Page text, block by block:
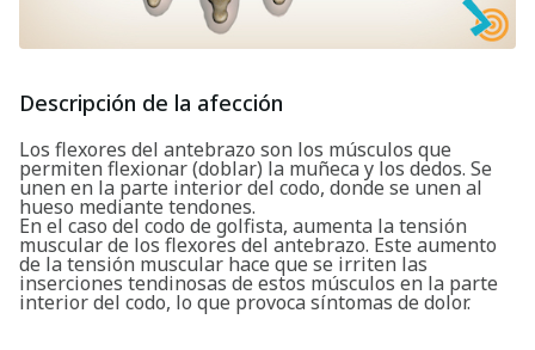
Descripción de la afección
Los flexores del antebrazo son los músculos que
permiten flexionar (doblar) la muñeca y los dedos. Se
unen en la parte interior del codo, donde se unen al
hueso mediante tendones.
En el caso del codo de golfista, aumenta la tensión
muscular de los flexores del antebrazo. Este aumento
de la tensión muscular hace que se irriten las
inserciones tendinosas de estos músculos en la parte
interior del codo, lo que provoca síntomas de dolor.